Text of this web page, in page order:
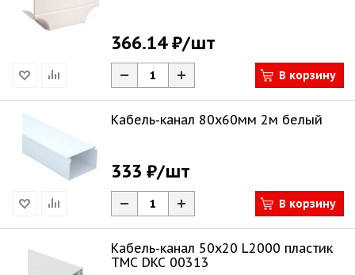
366.14 ₽/шт
В корзину
Кабель-канал 80х60мм 2м белый
333 ₽/шт
В корзину
Кабель-канал 50х20 L2000 пластик
TMC DKC 00313